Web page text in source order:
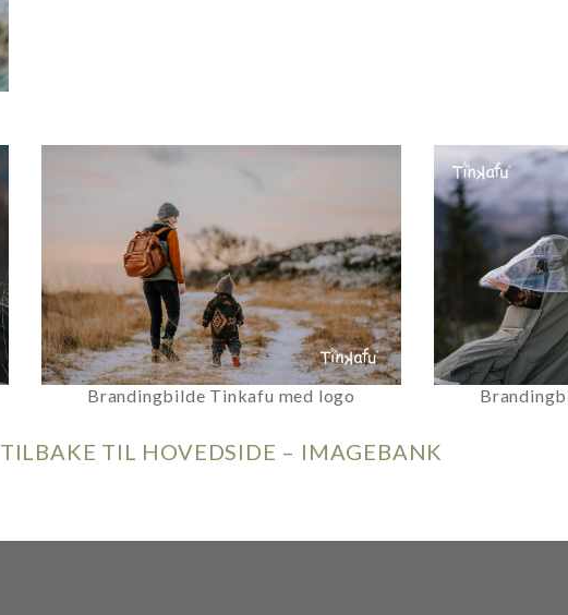
Brandingbilde Tinkafu med logo
TILBAKE TIL HOVEDSIDE – IMAGEBANK